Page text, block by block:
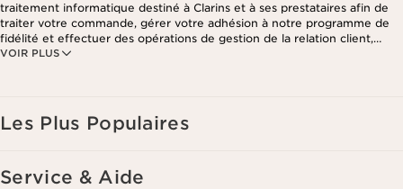
VOIR PLUS
traitement informatique destiné à Clarins et à ses prestataires afin de
traiter votre commande, gérer votre adhésion à notre programme de
fidélité et effectuer des opérations de gestion de la relation client,
notamment pour vous adresser des offres personnalisées en fonction
Les Plus Populaires
Service & Aide